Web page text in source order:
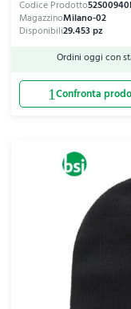
Ordini oggi con